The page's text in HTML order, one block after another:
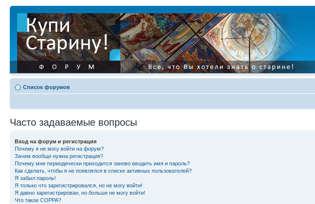
Список форумов
Часто задаваемые вопросы
Вход на форум и регистрация
Почему я не могу войти на форум?
Зачем вообще нужна регистрация?
Почему мне периодически приходится заново вводить имя и пароль?
Как сделать, чтобы я не появлялся в списке активных пользователей?
Я забыл пароль!
Я только что зарегистрировался, но не могу войти!
Я давно зарегистрирован, но больше не могу войти!
Что такое COPPA?